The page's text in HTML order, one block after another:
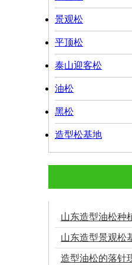
景观松
平顶松
泰山迎客松
油松
黑松
造型松基地
山东造型油松种
山东造型景观松
造型油松的落针